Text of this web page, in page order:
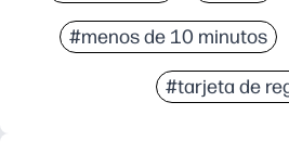
#menos de 10 minutos
#tarjeta de